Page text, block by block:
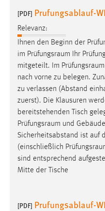
[PDF] Prufungsablauf-
Relevanz:
Ihnen den Beginn der
im Prüfungsraum Ihr
mitgeteilt. Im Prüfungsraum
nach vorne zu belegen.
zu verlassen (Abstand
zuerst). Die Klausuren
bereitstehenden Tisch
Prüfungsraum und
Sicherheitsabstand ist auf
(einschließlich
sind entsprechend
Mitte der Tische
[PDF] Prufungsablauf-